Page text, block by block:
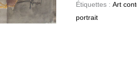
Étiquettes : Art
portrait